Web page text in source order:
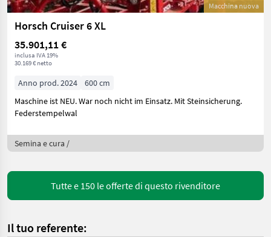
Macchina nuova
Horsch Cruiser 6 XL
35.901,11 €
inclusa IVA 19%
30.169 € netto
Anno prod. 2024
600 cm
Maschine ist NEU. War noch nicht im Einsatz. Mit Steinsicherung.
Federstempelwal
Semina e cura /
Tutte e 150 le offerte di questo rivenditore
Il tuo referente: